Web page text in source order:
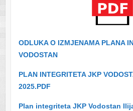
ODLUKA O IZMJENAMA PLANA
VODOSTAN
PLAN INTEGRITETA JKP
2025.PDF
Plan integriteta JKP Vodostan